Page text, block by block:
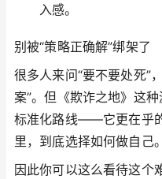
入感。
别被“策略正确解”绑架了
很多人来问“要不要处死”
案”。但《欺诈之地》这
标准化路线——它更在乎
里，到底选择如何做自己。
因此你可以这么看待这个